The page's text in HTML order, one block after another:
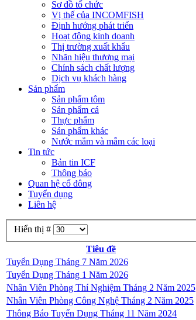
Sơ đồ tổ chức
Vị thế của INCOMFISH
Định hướng phát triển
Hoạt động kinh doanh
Thị trường xuất khẩu
Nhãn hiệu thương mại
Chính sách chất lượng
Dịch vụ khách hàng
Sản phẩm
Sản phẩm tôm
Sản phẩm cá
Thực phẩm
Sản phẩm khác
Nước mắm và mắm các loại
Tin tức
Bản tin ICF
Thông báo
Quan hệ cổ đông
Tuyển dụng
Liên hệ
Hiển thị #
Tiêu đề
Tuyển Dụng Tháng 7 Năm 2026
Tuyển Dụng Tháng 1 Năm 2026
Nhân Viên Phòng Thí Nghiệm Tháng 2 Năm 2025
Nhân Viên Phòng Công Nghệ Tháng 2 Năm 2025
Thông Báo Tuyển Dụng Tháng 11 Năm 2024